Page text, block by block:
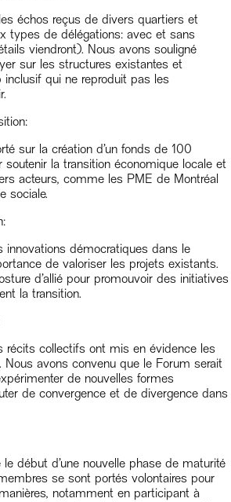
échos reçus de divers quartiers et
types de délégations: avec et sans
viendront). Nous avons souligné
sur les structures existantes et
inclusif qui ne reproduit pas les
sur la création d’un fonds de 100
soutenir la transition économique locale et
acteurs, comme les PME de Montréal
sociale.
innovations démocratiques dans le
de valoriser les projets existants.
d’allié pour promouvoir des initiatives
la transition.
récits collectifs ont mis en évidence les
Nous avons convenu que le Forum serait
de nouvelles formes
de convergence et de divergence dans
le début d’une nouvelle phase de maturité
se sont portés volontaires pour
notamment en participant à